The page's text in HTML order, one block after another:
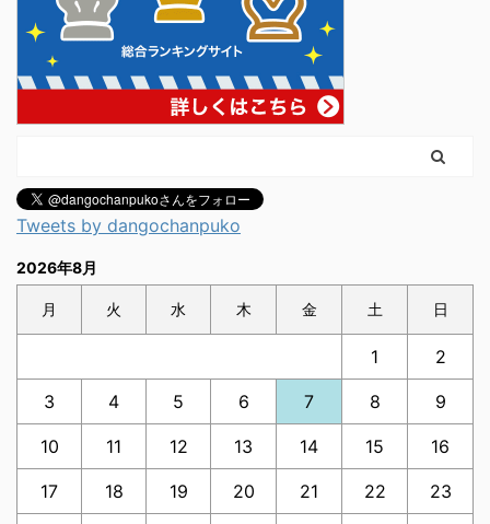
Tweets by dangochanpuko
2026年8月
月 火 水 木 金 土 日
1 2
3 4 5 6 7 8 9
10 11 12 13 14 15 16
17 18 19 20 21 22 23